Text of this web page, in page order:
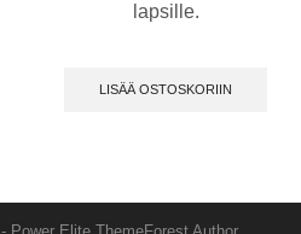
lapsille.
LISÄÄ OSTOSKORIIN